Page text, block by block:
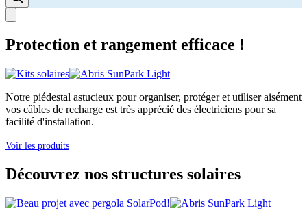
Protection et rangement efficace !
Notre piédestal astucieux pour organiser, protéger et utiliser aisément
vos câbles de recharge est très apprécié des électriciens pour sa
facilité d'installation.
Voir les produits
Découvrez nos structures solaires